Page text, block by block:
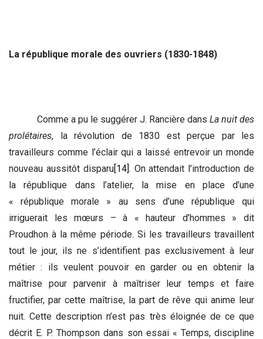
La république morale des ouvriers (1830-1848)
Comme a pu le suggérer J. Rancière dans La nuit des
prolétaires, la révolution de 1830 est perçue par les
travailleurs comme l’éclair qui a laissé entrevoir un monde
nouveau aussitôt disparu[14]. On attendait l’introduction de
la république dans l’atelier, la mise en place d’une
« république morale » au sens d’une république qui
irriguerait les mœurs – à « hauteur d’hommes » dit
Proudhon à la même période. Si les travailleurs travaillent
tout le jour, ils ne s’identifient pas exclusivement à leur
métier : ils veulent pouvoir en garder ou en obtenir la
maîtrise pour parvenir à maîtriser leur temps et faire
fructifier, par cette maîtrise, la part de rêve qui anime leur
nuit. Cette description n’est pas très éloignée de ce que
décrit E. P. Thompson dans son essai « Temps, discipline